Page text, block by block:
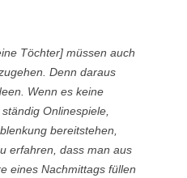
Töchter] müssen auch
Denn daraus
Wenn es keine
Onlinespiele,
bereitstehen,
erfahren, dass man aus
eines Nachmittags füllen